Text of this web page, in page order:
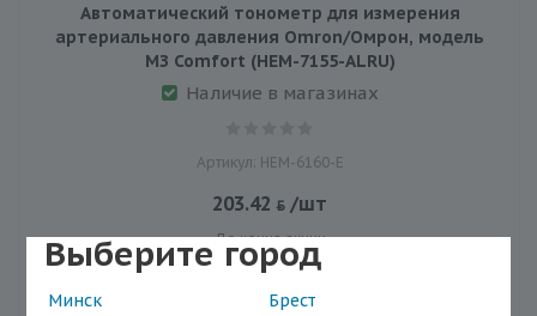
Выберите город
Минск
Брест
Автоматический тонометр для измерения
артериального давления Omron/Омрон, модель
МЗ Comfort (HEM-7155-ALRU)
Наличие в магазинах
Артикул: HEM-6160-E
203.42 /шт
До конца акции
23 06 47